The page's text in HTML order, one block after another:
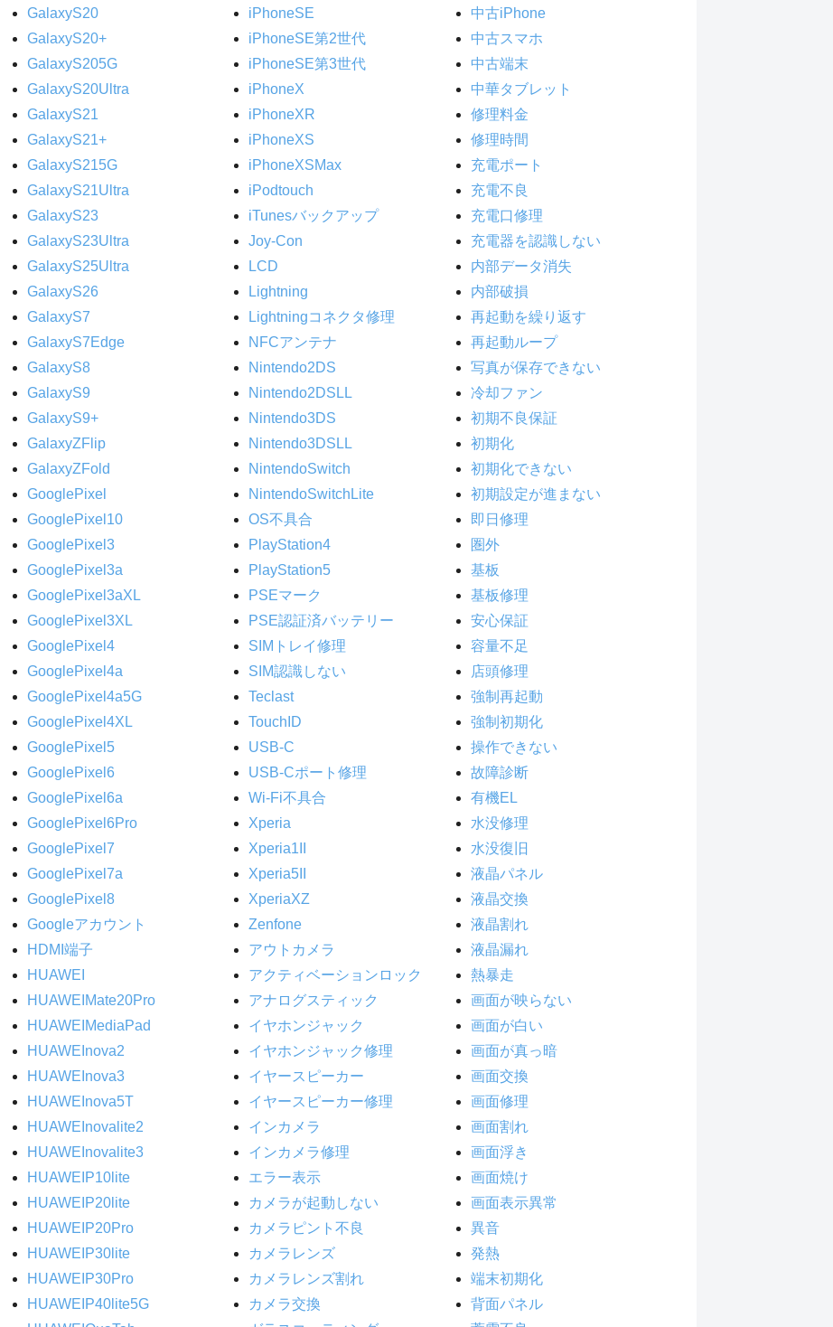
GalaxyS20
GalaxyS20+
GalaxyS205G
GalaxyS20Ultra
GalaxyS21
GalaxyS21+
GalaxyS215G
GalaxyS21Ultra
GalaxyS23
GalaxyS23Ultra
GalaxyS25Ultra
GalaxyS26
GalaxyS7
GalaxyS7Edge
GalaxyS8
GalaxyS9
GalaxyS9+
GalaxyZFlip
GalaxyZFold
GooglePixel
GooglePixel10
GooglePixel3
GooglePixel3a
GooglePixel3aXL
GooglePixel3XL
GooglePixel4
GooglePixel4a
GooglePixel4a5G
GooglePixel4XL
GooglePixel5
GooglePixel6
GooglePixel6a
GooglePixel6Pro
GooglePixel7
GooglePixel7a
GooglePixel8
Googleアカウント
HDMI端子
HUAWEI
HUAWEIMate20Pro
HUAWEIMediaPad
HUAWEInova2
HUAWEInova3
HUAWEInova5T
HUAWEInovalite2
HUAWEInovalite3
HUAWEIP10lite
HUAWEIP20lite
HUAWEIP20Pro
HUAWEIP30lite
HUAWEIP30Pro
HUAWEIP40lite5G
iPhoneSE
iPhoneSE第2世代
iPhoneSE第3世代
iPhoneX
iPhoneXR
iPhoneXS
iPhoneXSMax
iPodtouch
iTunesバックアップ
Joy-Con
LCD
Lightning
Lightningコネクタ修理
NFCアンテナ
Nintendo2DS
Nintendo2DSLL
Nintendo3DS
Nintendo3DSLL
NintendoSwitch
NintendoSwitchLite
OS不具合
PlayStation4
PlayStation5
PSEマーク
PSE認証済バッテリー
SIMトレイ修理
SIM認識しない
Teclast
TouchID
USB-C
USB-Cポート修理
Wi-Fi不具合
Xperia
Xperia1II
Xperia5II
XperiaXZ
Zenfone
アウトカメラ
アクティベーションロック
アナログスティック
イヤホンジャック
イヤホンジャック修理
イヤースピーカー
イヤースピーカー修理
インカメラ
インカメラ修理
エラー表示
カメラが起動しない
カメラピント不良
カメラレンズ
カメラレンズ割れ
カメラ交換
中古iPhone
中古スマホ
中古端末
中華タブレット
修理料金
修理時間
充電ポート
充電不良
充電口修理
充電器を認識しない
内部データ消失
内部破損
再起動を繰り返す
再起動ループ
写真が保存できない
冷却ファン
初期不良保証
初期化
初期化できない
初期設定が進まない
即日修理
圏外
基板
基板修理
安心保証
容量不足
店頭修理
強制再起動
強制初期化
操作できない
故障診断
有機EL
水没修理
水没復旧
液晶パネル
液晶交換
液晶割れ
液晶漏れ
熱暴走
画面が映らない
画面が白い
画面が真っ暗
画面交換
画面修理
画面割れ
画面浮き
画面焼け
画面表示異常
異音
発熱
端末初期化
背面パネル